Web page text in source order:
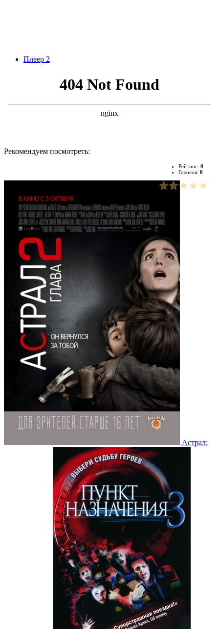
Плеер 2
Рекомендуем посмотреть:
Рейтинг: 0
Голосов: 0
Астрал: